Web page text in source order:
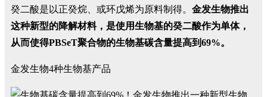
癸二酸是以正癸烷、或环戊烯为原料制得。 金发生物推出
这种新型的降解材料，是使用生物基的癸二酸作为单体，
从而使得PBSeT聚合物的生物基碳含量提高到69%。
金发生物4种生物基产品